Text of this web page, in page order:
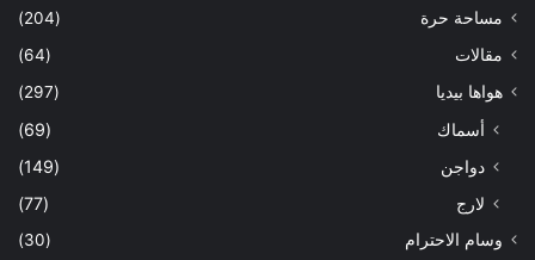
مساحة حرة
(204)
مقالات
(64)
هواها بيديا
(297)
أسماك
(69)
دواجن
(149)
لارج
(77)
وسام الاحترام (30)